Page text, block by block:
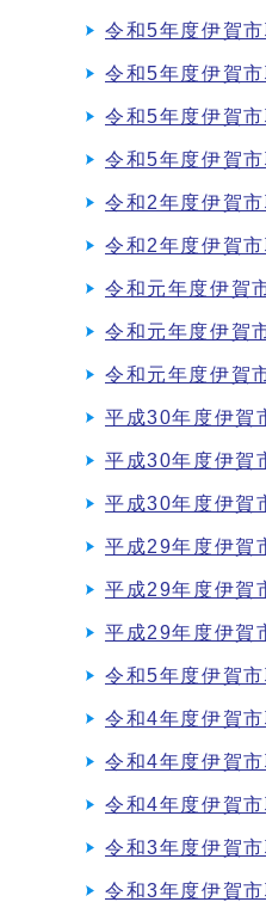
令和5年度伊賀
令和5年度伊賀
令和5年度伊賀
令和5年度伊賀
令和2年度伊賀
令和2年度伊賀
令和元年度伊賀
令和元年度伊賀
令和元年度伊賀
平成30年度伊賀
平成30年度伊賀
平成30年度伊賀
平成29年度伊賀
平成29年度伊賀
平成29年度伊賀
令和5年度伊賀
令和4年度伊賀
令和4年度伊賀
令和4年度伊賀
令和3年度伊賀
令和3年度伊賀